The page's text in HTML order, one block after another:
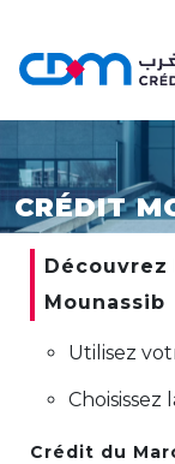
CRÉDIT
Mounassib
Utilisez
Crédit du